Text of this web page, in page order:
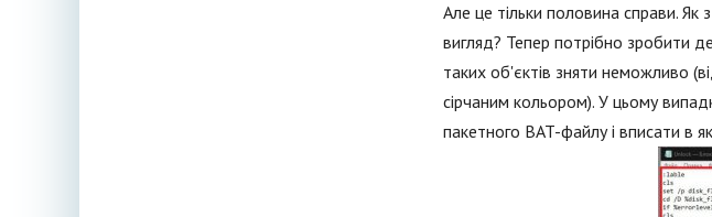
Але це тільки половина справи. Як
вигляд? Тепер потрібно зробити
таких об'єктів зняти неможливо
сірчаним кольором). У цьому
пакетного BAT-файлу і вписати в